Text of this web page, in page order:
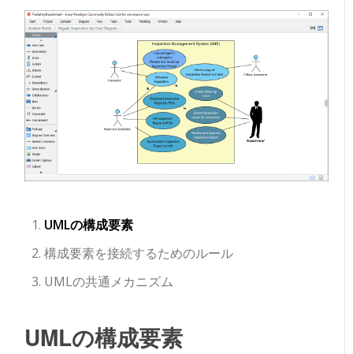
UMLの構成要素
構成要素を接続するためのルール
UMLの共通メカニズム
UMLの構成要素